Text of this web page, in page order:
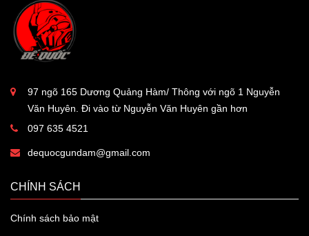
97 ngõ 165 Dương Quảng Hàm/ Thông với ngõ 1 Nguyễn
Văn Huyên. Đi vào từ Nguyễn Văn Huyên gần hơn
097 635 4521
dequocgundam@gmail.com
CHÍNH SÁCH
Chính sách bảo mật